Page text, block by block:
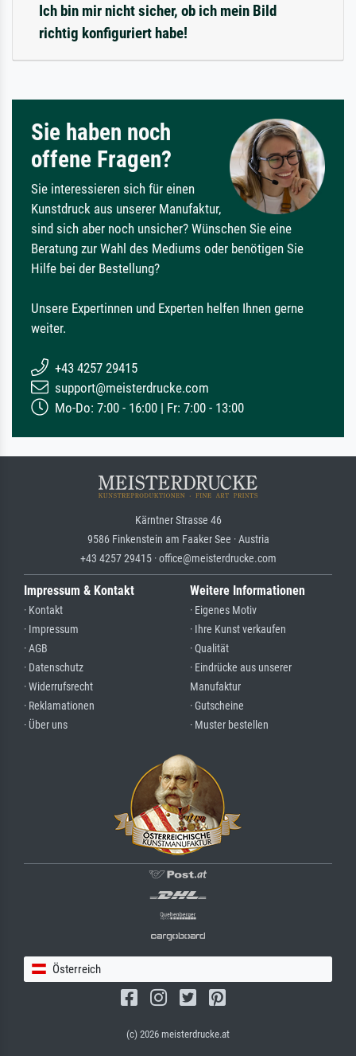
Ich bin mir nicht sicher, ob ich mein Bild
richtig konfiguriert habe!
Sie haben noch
offene Fragen?
Sie interessieren sich für einen
Kunstdruck aus unserer Manufaktur,
sind sich aber noch unsicher? Wünschen Sie eine
Beratung zur Wahl des Mediums oder benötigen Sie
Hilfe bei der Bestellung?
Unsere Expertinnen und Experten helfen Ihnen gerne
weiter.
+43 4257 29415
support@meisterdrucke.com
Mo-Do: 7:00 - 16:00 | Fr: 7:00 - 13:00
Kärntner Strasse 46
9586 Finkenstein am Faaker See · Austria
+43 4257 29415 · office@meisterdrucke.com
Impressum & Kontakt
· Kontakt
· Impressum
· AGB
· Datenschutz
· Widerrufsrecht
· Reklamationen
· Über uns
Weitere Informationen
· Eigenes Motiv
· Ihre Kunst verkaufen
· Qualität
· Eindrücke aus unserer
Manufaktur
· Gutscheine
· Muster bestellen
Österreich
(c) 2026 meisterdrucke.at